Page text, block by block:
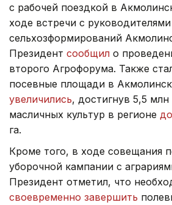
с рабочей поездкой в
ходе встречи с руководителями
сельхозформирований
Президент сообщил о
второго Агрофорума. Также
посевные площади в
увеличились, достигнув 5,5
масличных культур в регионе
га.
Кроме того, в ходе совещания
уборочной кампании с
Президент отметил, что
своевременно завершить